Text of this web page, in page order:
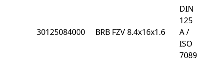
30125084000 BRB FZV 8.4x16x1.6
DIN
125
A /
ISO
7089